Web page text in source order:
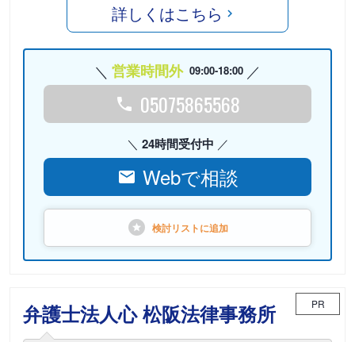
詳しくはこちら
営業時間外 09:00-18:00
05075865568
24時間受付中
Webで相談
検討リストに追加
弁護士法人心 松阪法律事務所 PR